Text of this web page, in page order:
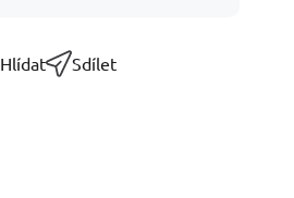
Hlídat Sdílet